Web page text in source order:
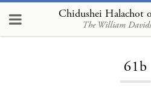
Chidushei Halachot
The William
61b